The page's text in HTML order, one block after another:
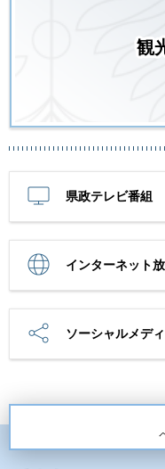
観
県政テレビ番組
インターネット
ソーシャルメデ